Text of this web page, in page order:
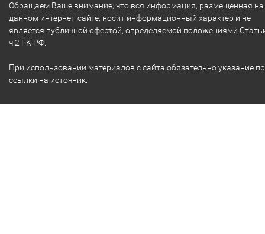
Обращаем Ваше внимание, что вся информация, размещенная на
данном интернет-сайте, носит информационный характер и не
является публичной офертой, определяемой положениями
ч.2 ГК РФ.
При использовании материалов с сайта обязательно указание
ссылки на источник.